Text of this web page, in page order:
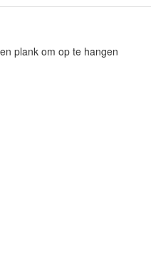
plank om op te hangen